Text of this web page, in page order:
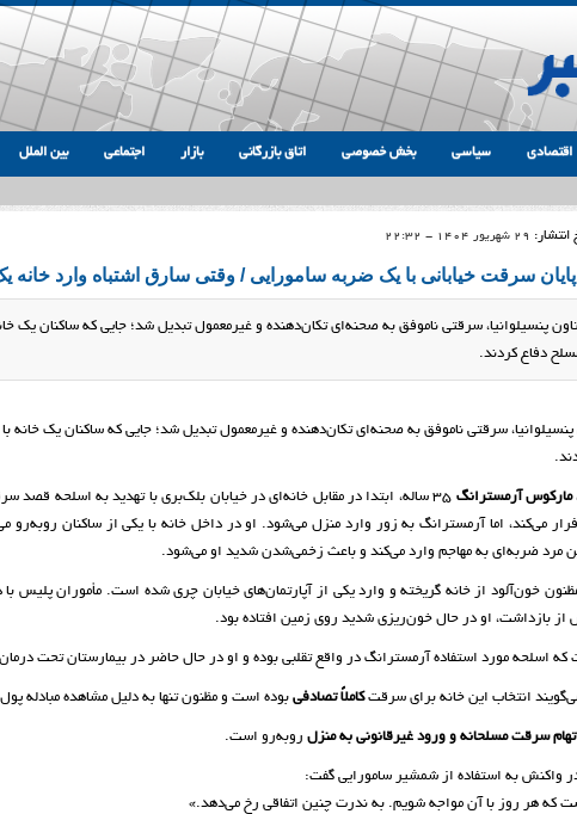
اقتصادی سیاسی بخش خصوصی اتاق بازرگانی بازار اجتماعی بین الملل
انتشار: 29 شهریور 1404 - 22:32
پایان سرقت خیابانی با یک ضربه سامورایی / وقتی سارق اشتباه وارد
پنسیلوانیا، سرقتی ناموفق به صحنه‌ای تکان‌دهنده و غیرمعمول تبدیل شد؛ جایی که ساکنان یک
دفاع کردند.
سرقتی ناموفق به صحنه‌ای تکان‌دهنده و غیرمعمول تبدیل شد؛ جایی که ساکنان یک خانه
مارکوس آرمسترانگ
۳۵ ساله، ابتدا در مقابل خانه‌ای در خیابان بلک‌بری با تهدید به اسلحه
می‌کند، اما آرمسترانگ به زور وارد منزل می‌شود. او در داخل خانه با یکی از ساکنان رو‌به‌رو
ضربه‌ای به مهاجم وارد می‌کند و باعث زخمی‌شدن شدید او می‌شود.
خون‌آلود از خانه گریخته و وارد یکی از آپارتمان‌های خیابان چری شده است. مأموران پلیس
بازداشت، او در حال خون‌ریزی شدید روی زمین افتاده بود.
اسلحه مورد استفاده آرمسترانگ در واقع تقلبی بوده و او در حال حاضر در بیمارستان تحت
انتخاب این خانه برای سرقتکاملاً تصادفی بوده است و مظنون تنها به دلیل مشاهده مبادله
سرقت مسلحانه و ورود غیرقانونی به منزل روبه‌رو است.
واکنش به استفاده از شمشیر سامورایی گفت:
که هر روز با آن مواجه شویم. به ندرت چنین اتفاقی رخ می‌دهد.»